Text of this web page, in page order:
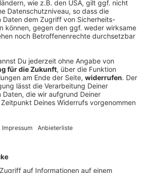
gesteht Brandstiftung
legen, habe er einen trockenen,
Tag abgewartet. Nun ist die
in der Heimatstadt von Hollywood-
ARTIKEL